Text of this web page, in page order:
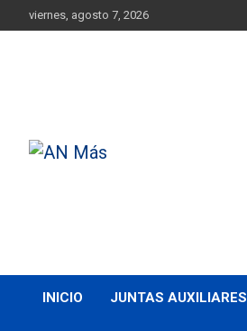
to
viernes, agosto 7, 2026
INICIO JUNTAS AUXILIARES